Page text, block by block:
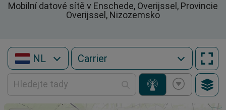
Mobilní datové sítě v Enschede, Overijssel, Provincie
Overijssel, Nizozemsko
NL